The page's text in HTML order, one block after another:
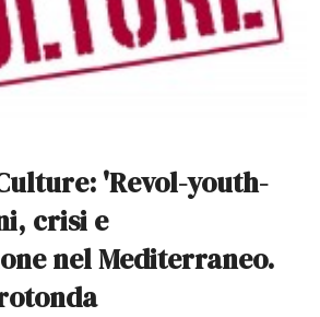
'Revol-youth-
crisi e
nel Mediterraneo.